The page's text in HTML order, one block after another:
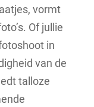
vormt
Of jullie
in
van de
talloze